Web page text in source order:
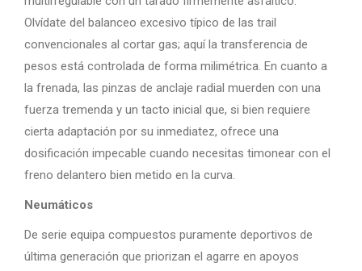
Olvídate del balanceo excesivo típico de las trail
convencionales al cortar gas; aquí la transferencia de
pesos está controlada de forma milimétrica. En cuanto a
la frenada, las pinzas de anclaje radial muerden con una
fuerza tremenda y un tacto inicial que, si bien requiere
cierta adaptación por su inmediatez, ofrece una
dosificación impecable cuando necesitas timonear con el
freno delantero bien metido en la curva.
Neumáticos
De serie equipa compuestos puramente deportivos de
última generación que priorizan el agarre en apoyos